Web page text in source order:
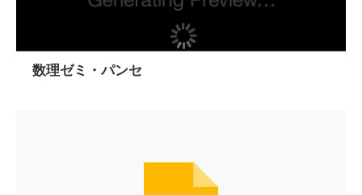
数理ゼミ・パンセ